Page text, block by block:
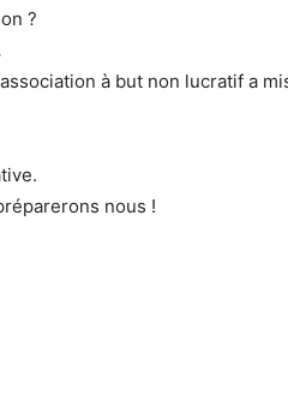
?
à but non lucratif a
nous !